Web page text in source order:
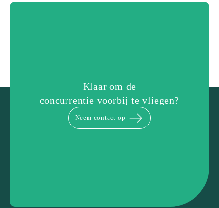
Klaar om de
concurrentie voorbij te vliegen?
Neem contact op